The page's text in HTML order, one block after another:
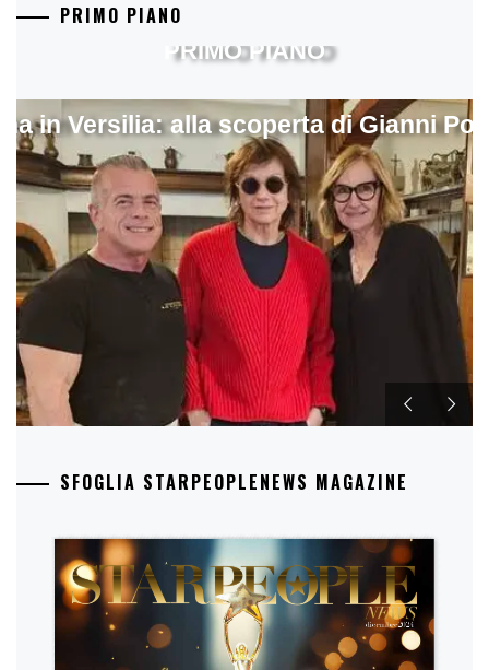
PRIMO PIANO
in Versilia: alla scoperta di Gianni
PRIMO PIANO
SFOGLIA STARPEOPLENEWS MAGAZINE